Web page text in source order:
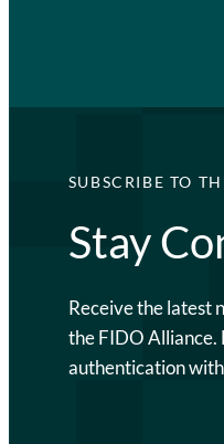
SUBSCRIBE TO
Stay
Receive the latest
the FIDO Alliance.
authentication with